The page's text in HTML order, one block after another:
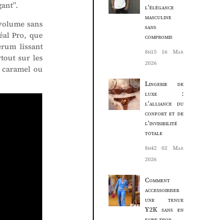
sans
Pro, que
lissant
sur les
ou
l’élégance
masculine
sans
compromis
8h15
16 Mar
2026
Lingerie de
luxe :
l’alliance du
confort et de
l’invisibilité
totale
8h42
02 Mar
2026
Comment
accessoiriser
une tenue
Y2K sans en